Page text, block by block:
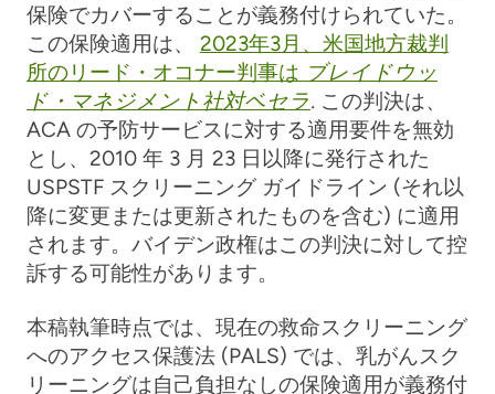
保険でカバーすることが義務付けられていた。
この保険適用は、
2023年3月、米国地方裁判
所のリード・オコナー判事は ブレイドウッ
ド・マネジメント社対ベセラ. この判決は、
ACA の予防サービスに対する適用要件を無効
とし、2010 年 3 月 23 日以降に発行された
USPSTF スクリーニング ガイドライン (それ以
降に変更または更新されたものを含む) に適用
されます。バイデン政権はこの判決に対して控
訴する可能性があります。
本稿執筆時点では、現在の救命スクリーニング
へのアクセス保護法 (PALS) では、乳がんスク
リーニングは自己負担なしの保険適用が義務付